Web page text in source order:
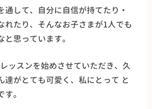
通して、自分に自信が持てたり・
れたり、そんなお子さまが1人でも
思っています。
ッスンを始めさせていただき、久
達がとても可愛く、私にとって と
。